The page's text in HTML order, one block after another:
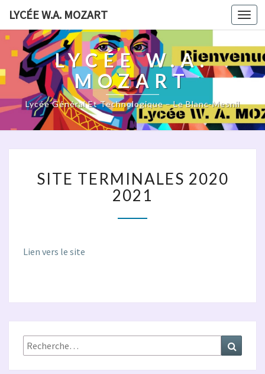
LYCÉE W.A. MOZART
LYCÉE W.A.
MOZART
Lycée Général Et Technologique – Le Blanc-Mesnil
TERMINALES
2020
2021
SITE TERMINALES 2020
2021
Lien vers le site
Rechercher :